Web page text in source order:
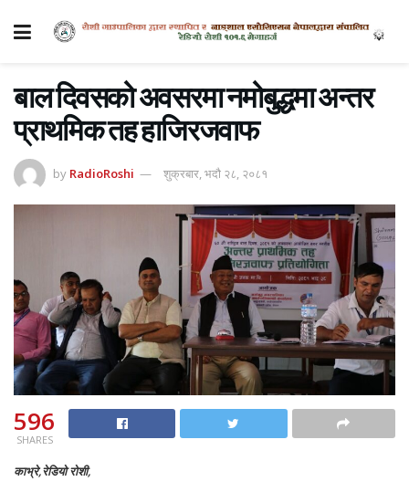
बाल दिवसको अवसरमा नमोबुद्धमा अन्तर
प्राथमिक तह हाजिरजवाफ
by RadioRoshi शुक्रबार, भदौ २८, २०८१
596
SHARES
काभ्रे,रेडियो रोशी,